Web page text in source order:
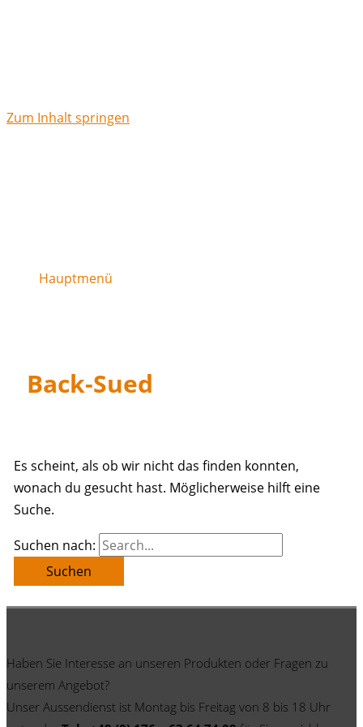
Zum Inhalt springen
Hauptmenü
Back-Sued
Es scheint, als ob wir nicht das finden konnten,
wonach du gesucht hast. Möglicherweise hilft eine
Suche.
Suchen nach:
Haben Sie Interesse an unseren Produkten oder Fragen zu
unserem Angebot?
Unser Aussendienst ist Montag bis Freitag von 8 bis 18 Uhr